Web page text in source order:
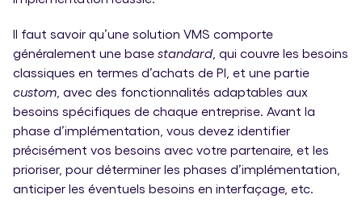
Il faut savoir qu’une solution VMS comporte
généralement une base standard, qui couvre les besoins
classiques en termes d’achats de PI, et une partie
custom , avec des fonctionnalités adaptables aux
besoins spécifiques de chaque entreprise. Avant la
phase d’implémentation, vous devez identifier
précisément vos besoins avec votre partenaire, et les
prioriser, pour déterminer les phases d’implémentation,
anticiper les éventuels besoins en interfaçage, etc.